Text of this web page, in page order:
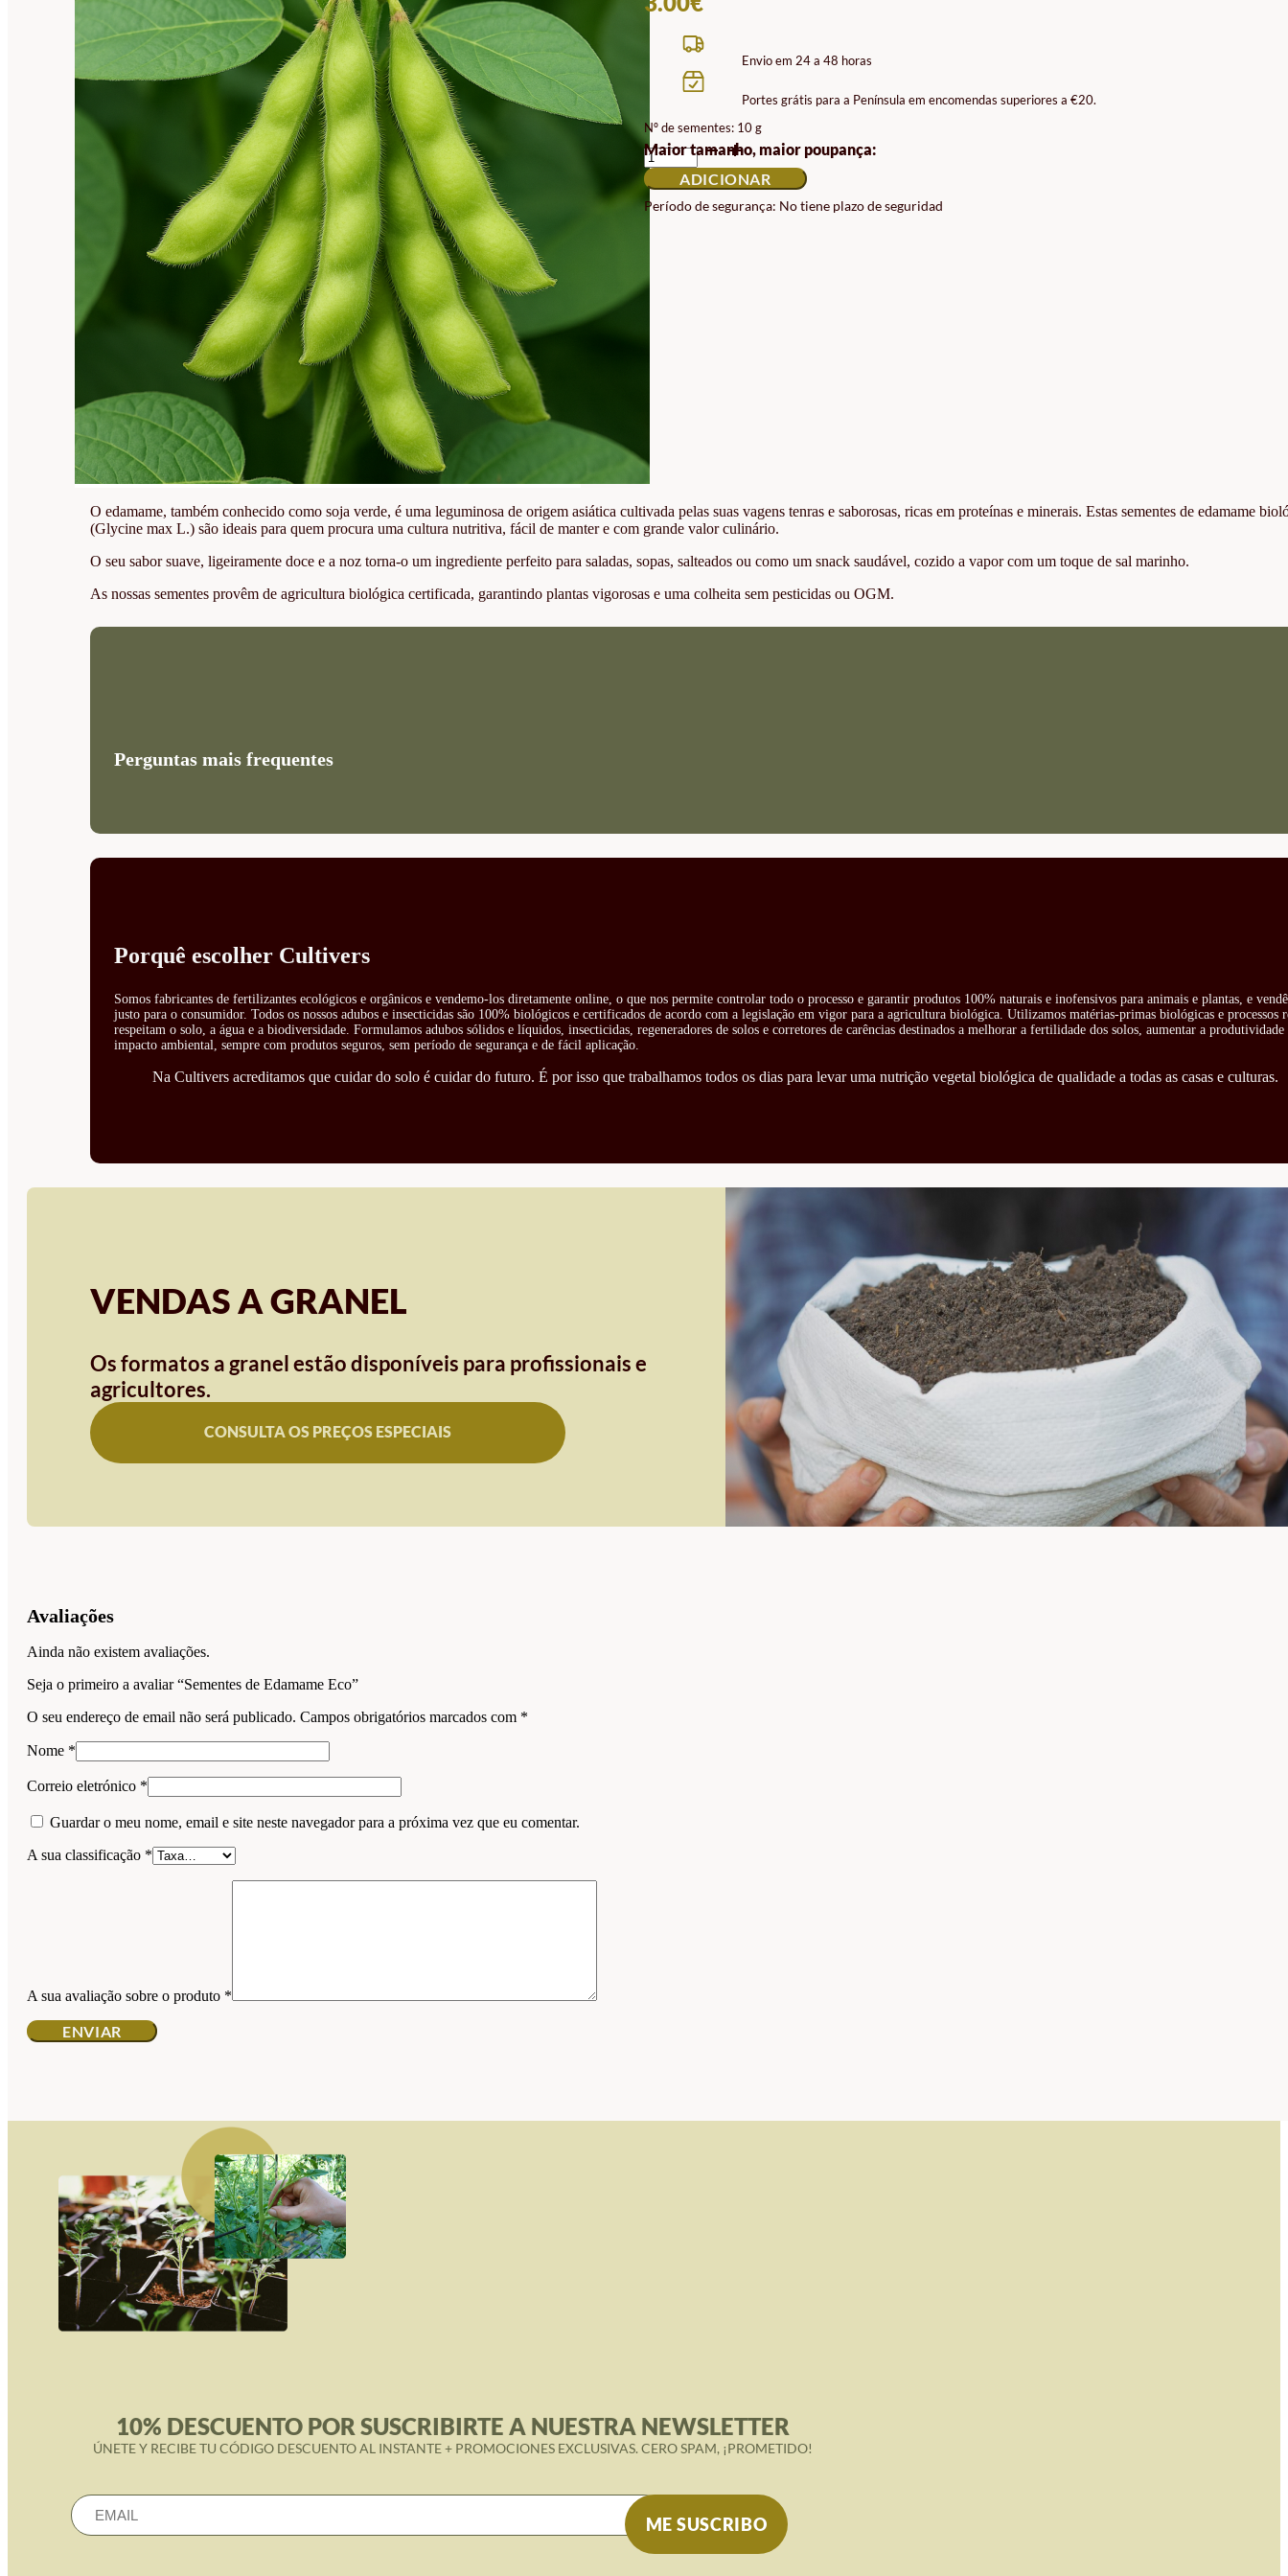
Envio em 24 a 48 horas
Portes grátis para a Península em encomendas superiores a €20.
Nº de sementes: 10 g
Maior tamanho, maior poupança:
QUANTIDADE
DE
SEMENTES
DE
EDAMAME
ADICIONAR
Período de segurança: No tiene plazo de seguridad
O edamame, também conhecido como soja verde, é uma leguminosa de origem asiática cultivada pelas suas vagens tenras e saborosas, ricas em proteínas e minerais. Estas sementes de edamame
(Glycine max L.) são ideais para quem procura uma cultura nutritiva, fácil de manter e com grande valor culinário.
O seu sabor suave, ligeiramente doce e a noz torna-o um ingrediente perfeito para saladas, sopas, salteados ou como um snack saudável, cozido a vapor com um toque de sal marinho.
As nossas sementes provêm de agricultura biológica certificada, garantindo plantas vigorosas e uma colheita sem pesticidas ou OGM.
Perguntas mais frequentes
Porquê escolher Cultivers
Somos fabricantes de fertilizantes ecológicos e orgânicos e vendemo-los diretamente online, o que nos permite controlar todo o processo e garantir produtos 100% naturais e inofensivos para animais e plantas, e
justo para o consumidor. Todos os nossos adubos e insecticidas são 100% biológicos e certificados de acordo com a legislação em vigor para a agricultura biológica. Utilizamos matérias-primas biológicas e processos
respeitam o solo, a água e a biodiversidade. Formulamos adubos sólidos e líquidos, insecticidas, regeneradores de solos e corretores de carências destinados a melhorar a fertilidade dos solos, aumentar a
impacto ambiental, sempre com produtos seguros, sem período de segurança e de fácil aplicação.
Na Cultivers acreditamos que cuidar do solo é cuidar do futuro. É por isso que trabalhamos todos os dias para levar uma nutrição vegetal biológica de qualidade a todas as casas e culturas.
VENDAS A GRANEL
Os formatos a granel estão disponíveis para profissionais e
agricultores.
CONSULTA OS PREÇOS ESPECIAIS
Avaliações
Ainda não existem avaliações.
Seja o primeiro a avaliar “Sementes de Edamame Eco”
O seu endereço de email não será publicado. Campos obrigatórios marcados com *
Nome *
Correio eletrónico *
Guardar o meu nome, email e site neste navegador para a próxima vez que eu comentar.
A sua classificação *
A sua avaliação sobre o produto *
10% DESCUENTO POR SUSCRIBIRTE A NUESTRA NEWSLETTER
ÚNETE Y RECIBE TU CÓDIGO DESCUENTO AL INSTANTE + PROMOCIONES EXCLUSIVAS. CERO SPAM, ¡PROMETIDO!